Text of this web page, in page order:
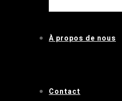
À propos de nous
Contact